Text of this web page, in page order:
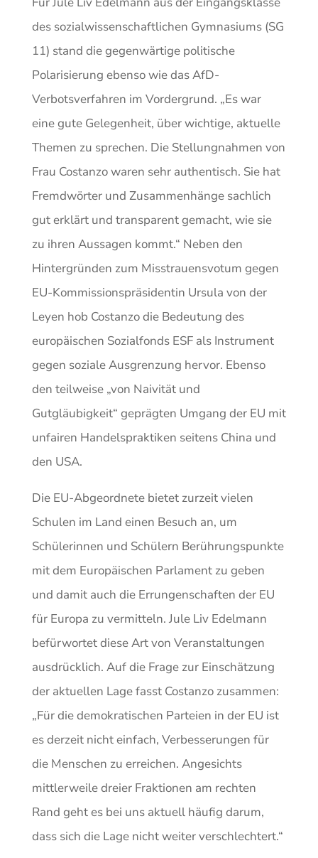
des sozialwissenschaftlichen Gymnasiums (SG
11) stand die gegenwärtige politische
Polarisierung ebenso wie das AfD-
Verbotsverfahren im Vordergrund. „Es war
eine gute Gelegenheit, über wichtige, aktuelle
Themen zu sprechen. Die Stellungnahmen von
Frau Costanzo waren sehr authentisch. Sie hat
Fremdwörter und Zusammenhänge sachlich
gut erklärt und transparent gemacht, wie sie
zu ihren Aussagen kommt.“ Neben den
Hintergründen zum Misstrauensvotum gegen
EU-Kommissionspräsidentin Ursula von der
Leyen hob Costanzo die Bedeutung des
europäischen Sozialfonds ESF als Instrument
gegen soziale Ausgrenzung hervor. Ebenso
den teilweise „von Naivität und
Gutgläubigkeit“ geprägten Umgang der EU mit
unfairen Handelspraktiken seitens China und
den USA.
Die EU-Abgeordnete bietet zurzeit vielen
Schulen im Land einen Besuch an, um
Schülerinnen und Schülern Berührungspunkte
mit dem Europäischen Parlament zu geben
und damit auch die Errungenschaften der EU
für Europa zu vermitteln. Jule Liv Edelmann
befürwortet diese Art von Veranstaltungen
ausdrücklich. Auf die Frage zur Einschätzung
der aktuellen Lage fasst Costanzo zusammen:
„Für die demokratischen Parteien in der EU ist
es derzeit nicht einfach, Verbesserungen für
die Menschen zu erreichen. Angesichts
mittlerweile dreier Fraktionen am rechten
Rand geht es bei uns aktuell häufig darum,
dass sich die Lage nicht weiter verschlechtert.“